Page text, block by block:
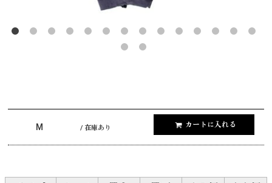
M / 在庫あり カートに入れる